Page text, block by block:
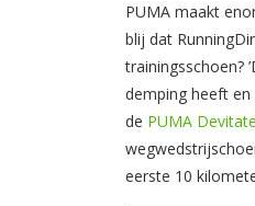
PUMA maakt
blij dat
trainingsschoen?
demping heeft
de PUMA
eerste 10